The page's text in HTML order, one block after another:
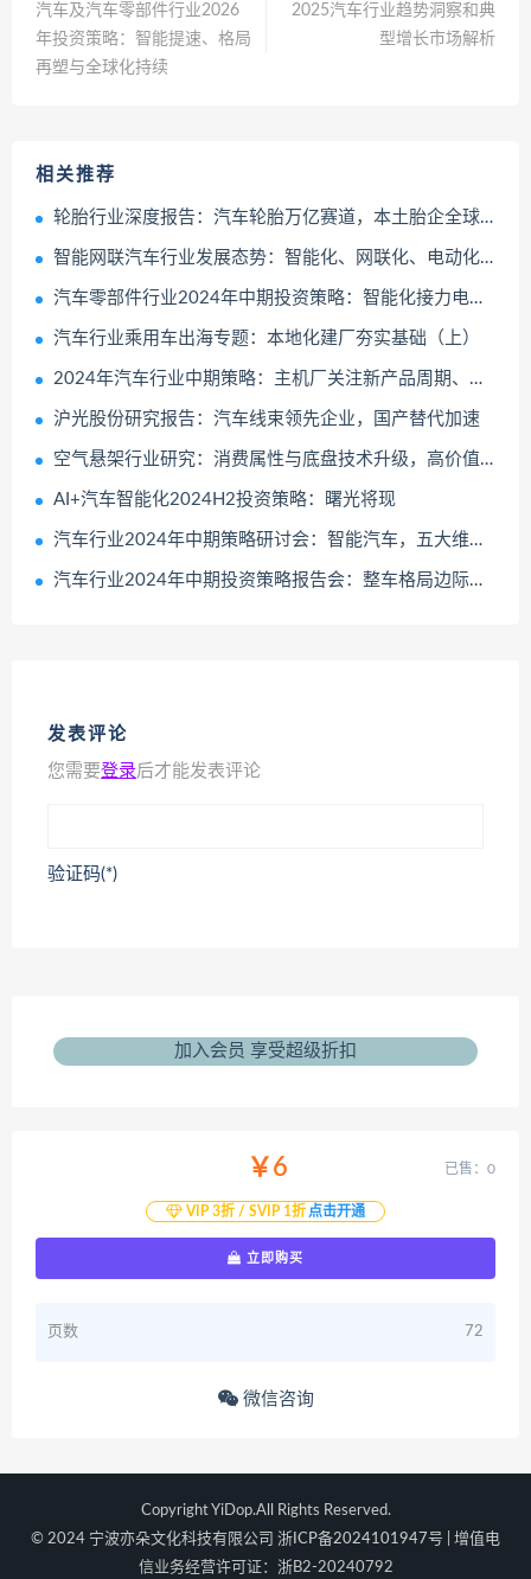
汽车及汽车零部件行业2026
年投资策略：智能提速、格局
再塑与全球化持续
2025汽车行业趋势洞察和典
型增长市场解析
相关推荐
轮胎行业深度报告：汽车轮胎万亿赛道，本土胎企全球替代加速成长
智能网联汽车行业发展态势：智能化、网联化、电动化推动车联网智能终端的升级迭代
汽车零部件行业2024年中期投资策略：智能化接力电动化全球化从1到100
汽车行业乘用车出海专题：本地化建厂夯实基础（上）
2024年汽车行业中期策略：主机厂关注新产品周期、汽零关注盈利改善公司
沪光股份研究报告：汽车线束领先企业，国产替代加速
空气悬架行业研究：消费属性与底盘技术升级，高价值量与低渗透率的优质赛道
AI+汽车智能化2024H2投资策略：曙光将现
汽车行业2024年中期策略研讨会：智能汽车，五大维度打造日益坚固的生态护城河
汽车行业2024年中期投资策略报告会：整车格局边际改善、重卡景气持续修复
发表评论
您需要登录后才能发表评论
验证码(*)
加入会员 享受超级折扣
￥6
VIP 3折 / SVIP 1折 点击开通
已售：0
立即购买
页数 72
微信咨询
Copyright YiDop.All Rights Reserved.
© 2024 宁波亦朵文化科技有限公司 浙ICP备2024101947号 | 增值电
信业务经营许可证：浙B2-20240792